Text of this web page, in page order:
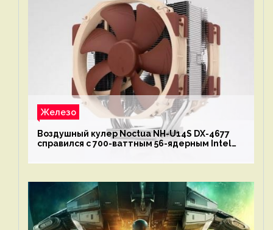
Железо
Воздушный кулер Noctua NH-U14S DX-4677
справился с 700-ваттным 56-ядерным Intel